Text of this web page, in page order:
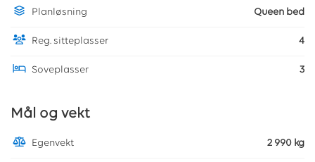
Planløsning Queen bed
Reg. sitteplasser 4
Soveplasser 3
Mål og vekt
Egenvekt 2 990 kg